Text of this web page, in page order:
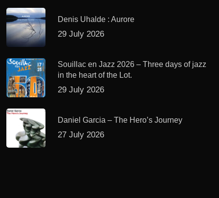
Denis Uhalde : Aurore
29 July 2026
Souillac en Jazz 2026 – Three days of jazz
in the heart of the Lot.
29 July 2026
Daniel Garcia – The Hero’s Journey
27 July 2026